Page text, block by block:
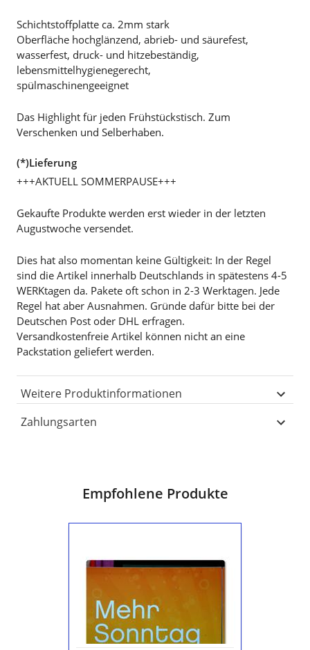
Schichtstoffplatte ca. 2mm stark
Oberfläche hochglänzend, abrieb- und säurefest,
wasserfest, druck- und hitzebeständig,
lebensmittelhygienegerecht,
spülmaschinengeeignet
Das Highlight für jeden Frühstückstisch. Zum
Verschenken und Selberhaben.
(*)Lieferung
+++AKTUELL SOMMERPAUSE+++
Gekaufte Produkte werden erst wieder in der letzten
Augustwoche versendet.
Dies hat also momentan keine Gültigkeit: In der Regel
sind die Artikel innerhalb Deutschlands in spätestens 4-5
WERKtagen da. Pakete oft schon in 2-3 Werktagen. Jede
Regel hat aber Ausnahmen. Gründe dafür bitte bei der
Deutschen Post oder DHL erfragen.
Versandkostenfreie Artikel können nicht an eine
Packstation geliefert werden.
Weitere Produktinformationen
Zahlungsarten
Empfohlene Produkte
Aufschrift
"Mehr
Sonntag"
Die
schöne